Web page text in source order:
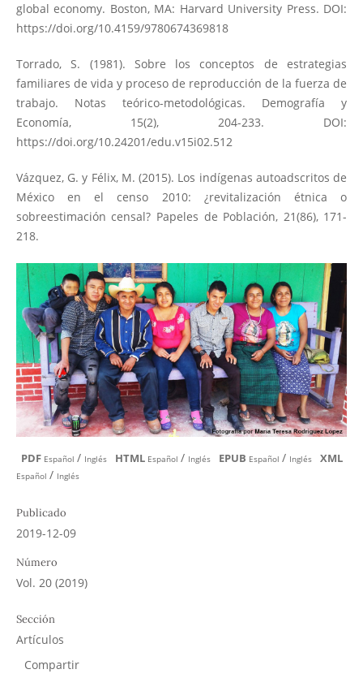
global economy. Boston, MA: Harvard University Press. DOI:
https://doi.org/10.4159/9780674369818
Torrado, S. (1981). Sobre los conceptos de estrategias
familiares de vida y proceso de reproducción de la fuerza de
trabajo. Notas teórico-metodológicas. Demografía y
Economía, 15(2), 204-233. DOI:
https://doi.org/10.24201/edu.v15i02.512
Vázquez, G. y Félix, M. (2015). Los indígenas autoadscritos de
México en el censo 2010: ¿revitalización étnica o
sobreestimación censal? Papeles de Población, 21(86), 171-
218.
PDF Español / Inglés HTML Español / Inglés EPUB Español / Inglés XML
Español / Inglés
Publicado
2019-12-09
Número
Vol. 20 (2019)
Sección
Artículos
Compartir